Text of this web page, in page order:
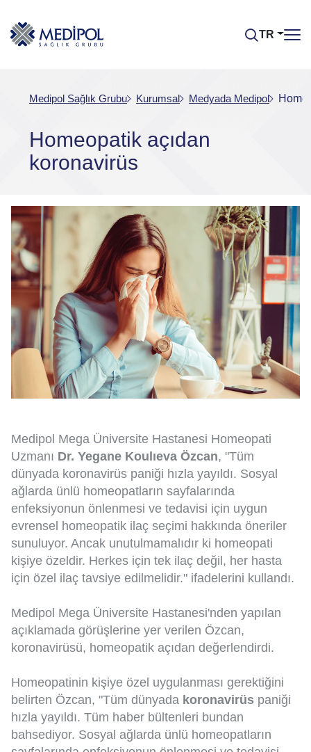
TR
Medipol Sağlık Grubu Kurumsal Medyada Medipol
Homeopatik açıdan
koronavirüs
Medipol Mega Üniversite Hastanesi Homeopati
Uzmanı Dr. Yegane Koulıeva Özcan, "Tüm
dünyada koronavirüs paniği hızla yayıldı. Sosyal
ağlarda ünlü homeopatların sayfalarında
enfeksiyonun önlenmesi ve tedavisi için uygun
evrensel homeopatik ilaç seçimi hakkında öneriler
sunuluyor. Ancak unutulmamalıdır ki homeopati
kişiye özeldir. Herkes için tek ilaç değil, her hasta
için özel ilaç tavsiye edilmelidir." ifadelerini kullandı.
Medipol Mega Üniversite Hastanesi'nden yapılan
açıklamada görüşlerine yer verilen Özcan,
koronavirüsü, homeopatik açıdan değerlendirdi.
Homeopatinin kişiye özel uygulanması gerektiğini
belirten Özcan, "Tüm dünyada koronavirüs paniği
hızla yayıldı. Tüm haber bültenleri bundan
bahsediyor. Sosyal ağlarda ünlü homeopatların